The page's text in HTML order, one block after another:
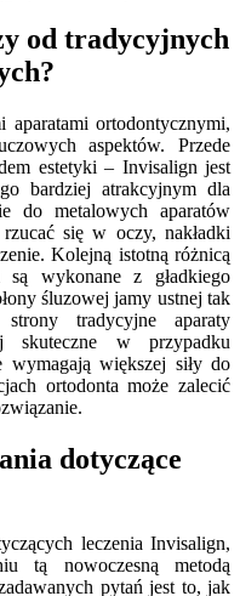
od tradycyjnych
ortodontycznymi,
aspektów. Przede
estetyki – Invisalign jest
bardziej atrakcyjnym dla
do metalowych aparatów
się w oczy, nakładki
Kolejną istotną różnicą
są wykonane z gładkiego
śluzowej jamy ustnej tak
tradycyjne aparaty
skuteczne w przypadku
większej siły do
ortodonta może zalecić
dotyczące
leczenia Invisalign,
tą nowoczesną metodą
pytań jest to, jak